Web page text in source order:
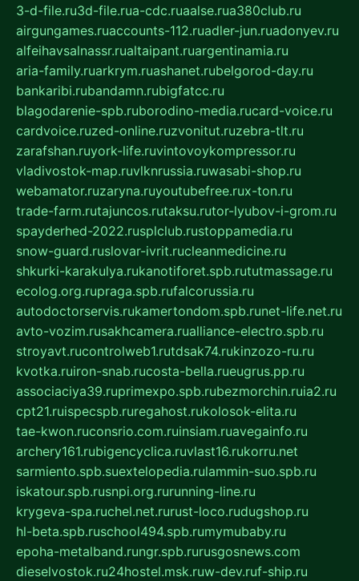
3-d-file.ru3d-file.rua-cdc.ruaalse.rua380club.ru
airgungames.ruaccounts-112.ruadler-jun.ruadonyev.ru
alfeihavsalnassr.rualtaipant.ruargentinamia.ru
aria-family.ruarkrym.ruashanet.rubelgorod-day.ru
bankaribi.rubandamn.rubigfatcc.ru
blagodarenie-spb.ruborodino-media.rucard-voice.ru
cardvoice.ruzed-online.ruzvonitut.ruzebra-tlt.ru
zarafshan.ruyork-life.ruvintovoykompressor.ru
vladivostok-map.ruvlknrussia.ruwasabi-shop.ru
webamator.ruzaryna.ruyoutubefree.rux-ton.ru
trade-farm.rutajuncos.rutaksu.rutor-lyubov-i-grom.ru
spayderhed-2022.rusplclub.rustoppamedia.ru
snow-guard.ruslovar-ivrit.rucleanmedicine.ru
shkurki-karakulya.rukanotiforet.spb.rututmassage.ru
ecolog.org.rupraga.spb.rufalcorussia.ru
autodoctorservis.rukamertondom.spb.runet-life.net.ru
avto-vozim.rusakhcamera.rualliance-electro.spb.ru
stroyavt.rucontrolweb1.rutdsak74.rukinzozo-ru.ru
kvotka.ruiron-snab.rucosta-bella.rueugrus.pp.ru
associaciya39.ruprimexpo.spb.rubezmorchin.ruia2.ru
cpt21.ruispecspb.ruregahost.rukolosok-elita.ru
tae-kwon.ruconsrio.com.ruinsiam.ruavegainfo.ru
archery161.rubigencyclica.ruvlast16.rukorru.net
sarmiento.spb.suextelopedia.rulammin-suo.spb.ru
iskatour.spb.rusnpi.org.rurunning-line.ru
krygeva-spa.ruchel.net.rurust-loco.rudugshop.ru
hl-beta.spb.ruschool494.spb.rumymubaby.ru
epoha-metalband.rungr.spb.rurusgosnews.com
dieselvostok.ru24hostel.msk.ruw-dev.ruf-ship.ru